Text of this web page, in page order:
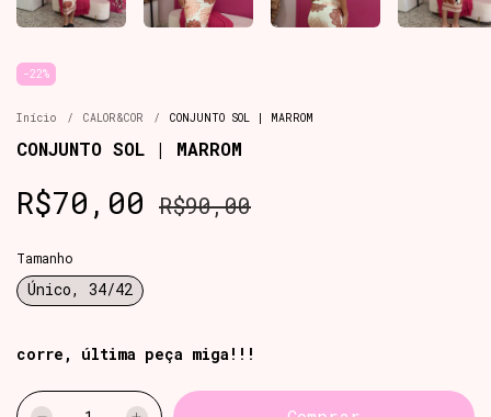
-22%
Início / CALOR&COR / CONJUNTO SOL | MARROM
CONJUNTO SOL | MARROM
R$70,00 R$90,00
Tamanho
Único, 34/42
corre, última peça miga!!!